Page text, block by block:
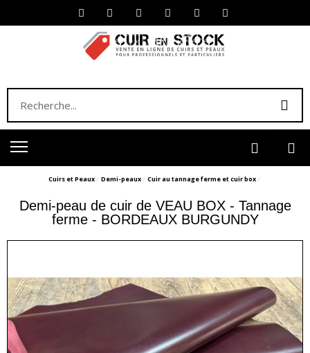
Cuirs et Peaux Demi-peaux Cuir au tannage ferme et cuir box
Demi-peau de cuir de VEAU BOX - Tannage
ferme - BORDEAUX BURGUNDY